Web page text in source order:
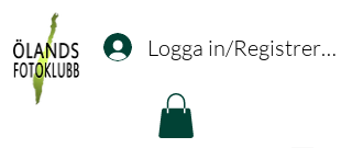
Logga in/Registrering